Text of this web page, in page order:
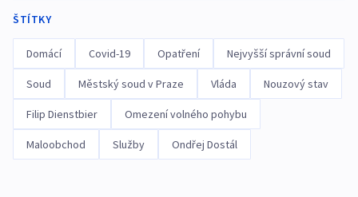
ŠTÍTKY
Domácí Covid-19 Opatření Nejvyšší správní soud
Soud Městský soud v Praze Vláda Nouzový stav
Filip Dienstbier Omezení volného pohybu
Maloobchod Služby Ondřej Dostál